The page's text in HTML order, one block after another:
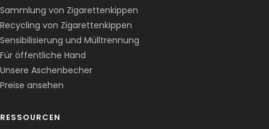
Sammlung von Zigarettenkippen
Recycling von Zigarettenkippen
Sensibilisierung und Mülltrennung
Für öffentliche Hand
Unsere Aschenbecher
Preise ansehen
RESSOURCEN